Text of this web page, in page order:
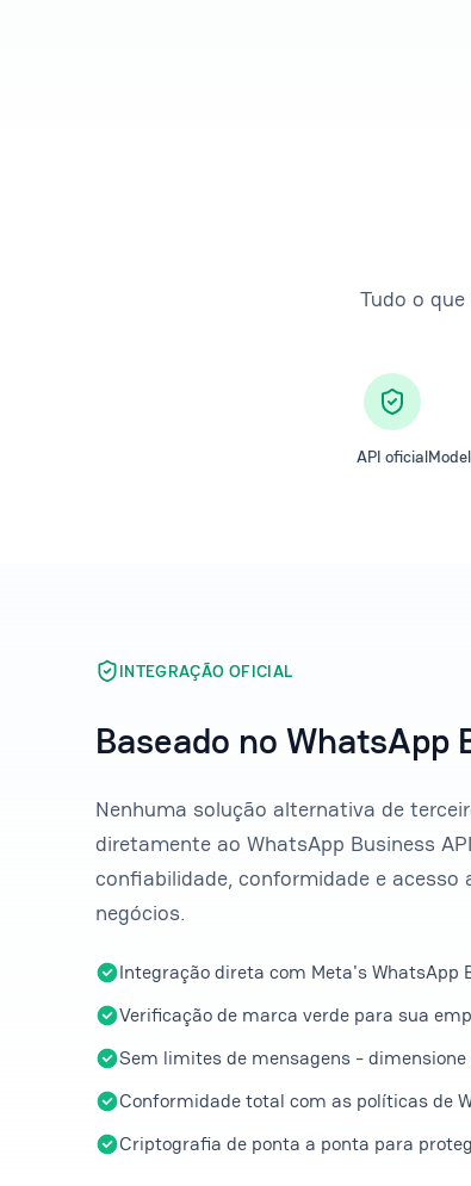
Tudo o
API oficial
INTEGRAÇÃO OFICIAL
Baseado no WhatsApp
Nenhuma solução alternativa de
diretamente ao WhatsApp Business
confiabilidade, conformidade e acesso
negócios.
Integração direta com Meta's WhatsApp
Verificação de marca verde para sua
Sem limites de mensagens -
Conformidade total com as políticas de
Criptografia de ponta a ponta para